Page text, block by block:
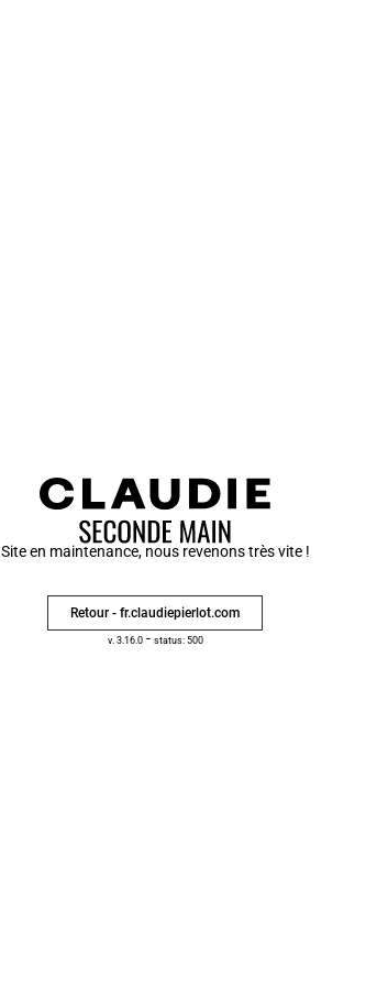
Site en maintenance, nous revenons très vite !
Retour - fr.claudiepierlot.com
v. 3.16.0- status: 500